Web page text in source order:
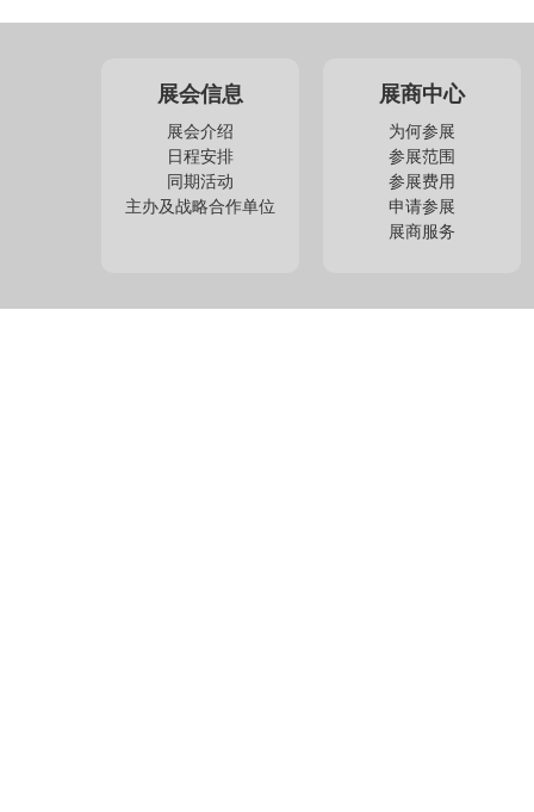
展会信息
展会介绍
日程安排
同期活动
主办及战略合作单位
展商中心
为何参展
参展范围
参展费用
申请参展
展商服务